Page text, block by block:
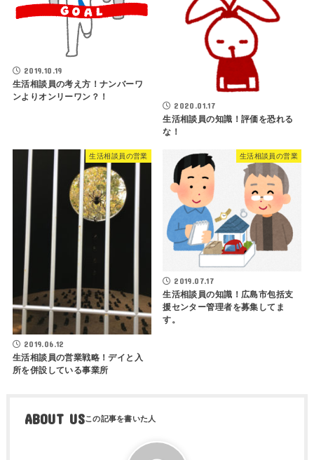
2019.10.19
生活相談員の考え方！ナンバーワ
ンよりオンリーワン？！
2020.01.17
生活相談員の知識！評価を恐れる
な！
生活相談員の営業
2019.06.12
生活相談員の営業戦略！デイと入
所を併設している事業所
生活相談員の営業
2019.07.17
生活相談員の知識！広島市包括支
援センター管理者を募集してま
す。
ABOUT US